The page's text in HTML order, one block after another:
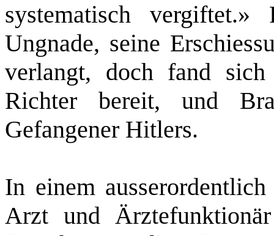
systematisch
Ungnade, seine
verlangt, doch fand
Richter bereit, und
Gefangener Hitlers.
In einem
Arzt und